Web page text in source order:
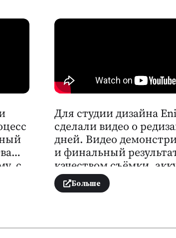
Качественная съёмка
с
Для студии дизайна
сделали видео о
дней. Видео
и финальный
качеством съёмки,
монтажом и
озвучкой. Ролик
привлекательный
Больше